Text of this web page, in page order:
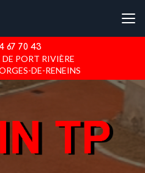
67 70 43
PORT RIVIÈRE
DE-RENEINS